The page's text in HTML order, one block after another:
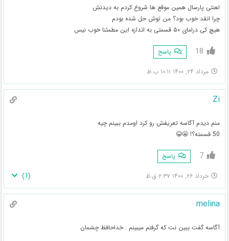
لعنتی پارسال همین موقع ها شروع کردم به دیدنش
چرا انقد خوب بود؟ من توش حل شده بودم
هیچ کی درامای ۵۰ قسمتی به اندازه این مطمئنا خوب نیس
18 پاسخ
مرداد ۲۴, ۱۴۰۰ ۱۰:۱۱ ب.ظ
Zi
منم دیدم آگاسه تعریفش رو کرد اومدم ببینم چیه
50 قسمته؟! 😬😂
7 پاسخ
خرداد ۲۶, ۱۴۰۰ ۲:۳۷ ق.ظ (
1
)
melina
آگاسه گفت ببین نت که گرفتم میبینم . خداحافظ چشمان